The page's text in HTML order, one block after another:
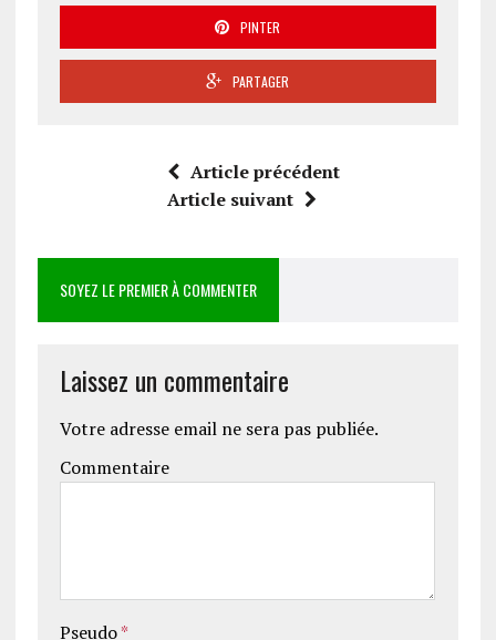
PINTER
PARTAGER
Article précédent
Article suivant
SOYEZ LE PREMIER À COMMENTER
Laissez un commentaire
Votre adresse email ne sera pas publiée.
Commentaire
Pseudo*